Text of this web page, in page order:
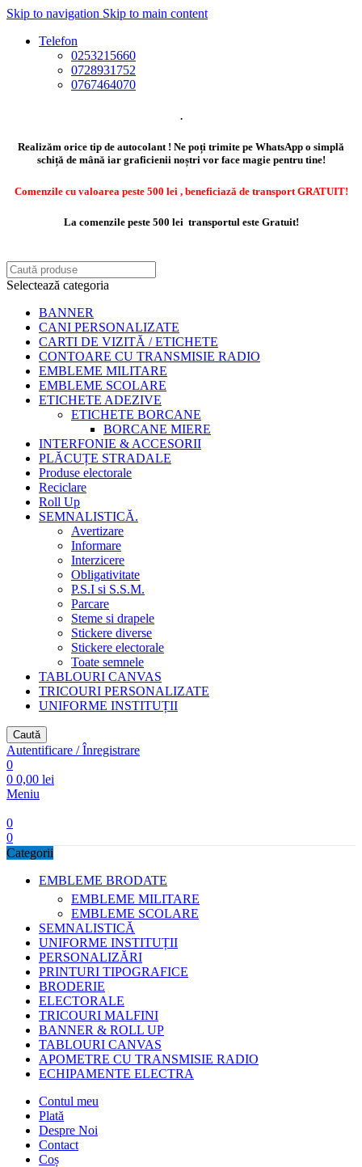
Skip to navigation Skip to main content
Telefon
0253215660
0728931752
0767464070
.
Realizăm orice tip de autocolant ! Ne poți trimite pe WhatsApp o simplă
schiță de mână iar graficienii noștri vor face magie pentru tine!
Comenzile cu valoarea peste 500 lei , beneficiază de transport GRATUIT!
La comenzile peste 500 lei transportul este Gratuit!
Selectează categoria
BANNER
CANI PERSONALIZATE
CARTI DE VIZITĂ / ETICHETE
CONTOARE CU TRANSMISIE RADIO
EMBLEME MILITARE
EMBLEME SCOLARE
ETICHETE ADEZIVE
ETICHETE BORCANE
BORCANE MIERE
INTERFONIE & ACCESORII
PLĂCUȚE STRADALE
Produse electorale
Reciclare
Roll Up
SEMNALISTICĂ.
Avertizare
Informare
Interzicere
Obligativitate
P.S.I si S.S.M.
Parcare
Steme si drapele
Stickere diverse
Stickere electorale
Toate semnele
TABLOURI CANVAS
TRICOURI PERSONALIZATE
UNIFORME INSTITUȚII
Caută
Autentificare / Înregistrare
0
0 0,00 lei
Meniu
0
0
Categorii
EMBLEME BRODATE
EMBLEME MILITARE
EMBLEME SCOLARE
SEMNALISTICĂ
UNIFORME INSTITUȚII
PERSONALIZĂRI
PRINTURI TIPOGRAFICE
BRODERIE
ELECTORALE
TRICOURI MALFINI
BANNER & ROLL UP
TABLOURI CANVAS
APOMETRE CU TRANSMISIE RADIO
ECHIPAMENTE ELECTRA
Contul meu
Plată
Despre Noi
Contact
Coș